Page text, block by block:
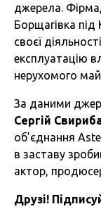
джерела. Фірма,
Борщагівка
своєї
експлуатацію
нерухомого
За даними
Сергій
об’єднання
в заставу
актор,
Друзі!